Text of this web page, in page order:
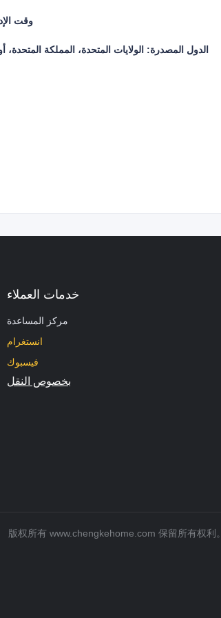
وقت
الدول المصدرة: الولايات المتحدة، المملكة المتحدة،
خدمات العملاء
مركز المساعدة
انستغرام
فيسبوك
بخصوص النقل
版权所有 www.chengkehome.com 保留所有权利。